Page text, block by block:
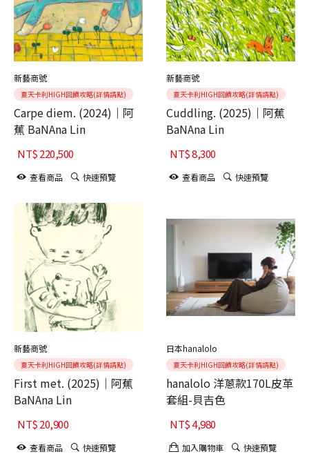
新藝商號
夏天卡利HIGH回饋攻略(詳情請點)
Carpe diem. (2024)｜阿
蕉 BaNAna Lin
NT$220,500
查看商品 快速預覽
新藝商號
夏天卡利HIGH回饋攻略(詳情請點)
Cuddling. (2025)｜阿蕉
BaNAna Lin
NT$8,300
查看商品 快速預覽
新藝商號
夏天卡利HIGH回饋攻略(詳情請點)
First met. (2025)｜阿蕉
BaNAna Lin
NT$20,900
查看商品 快速預覽
日本hanalolo
夏天卡利HIGH回饋攻略(詳情請點)
hanalolo 洋蔥款170L皮革
套組-貝吉色
NT$4,980
加入購物車 快速預覽